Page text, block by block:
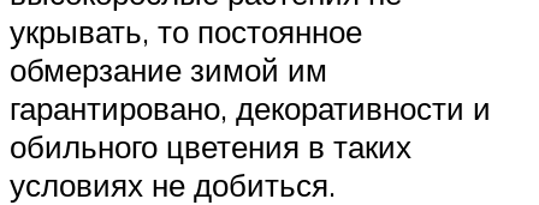
укрывать, то постоянное
обмерзание зимой им
гарантировано, декоративности и
обильного цветения в таких
условиях не добиться.